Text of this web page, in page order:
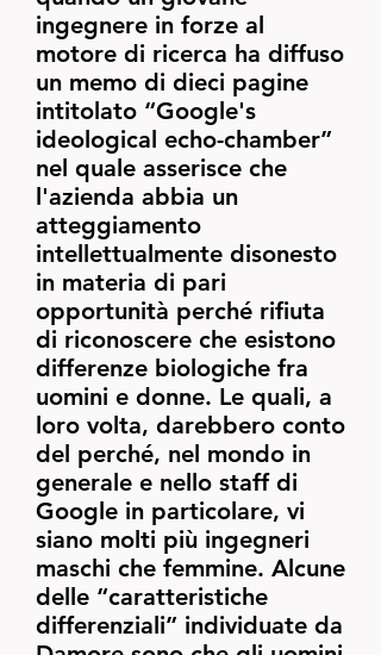
ingegnere in forze al
motore di ricerca ha diffuso
un memo di dieci pagine
intitolato “Google's
ideological echo-chamber”
nel quale asserisce che
l'azienda abbia un
atteggiamento
intellettualmente disonesto
in materia di pari
opportunità perché rifiuta
di riconoscere che esistono
differenze biologiche fra
uomini e donne. Le quali, a
loro volta, darebbero conto
del perché, nel mondo in
generale e nello staff di
Google in particolare, vi
siano molti più ingegneri
maschi che femmine. Alcune
delle “caratteristiche
differenziali” individuate da